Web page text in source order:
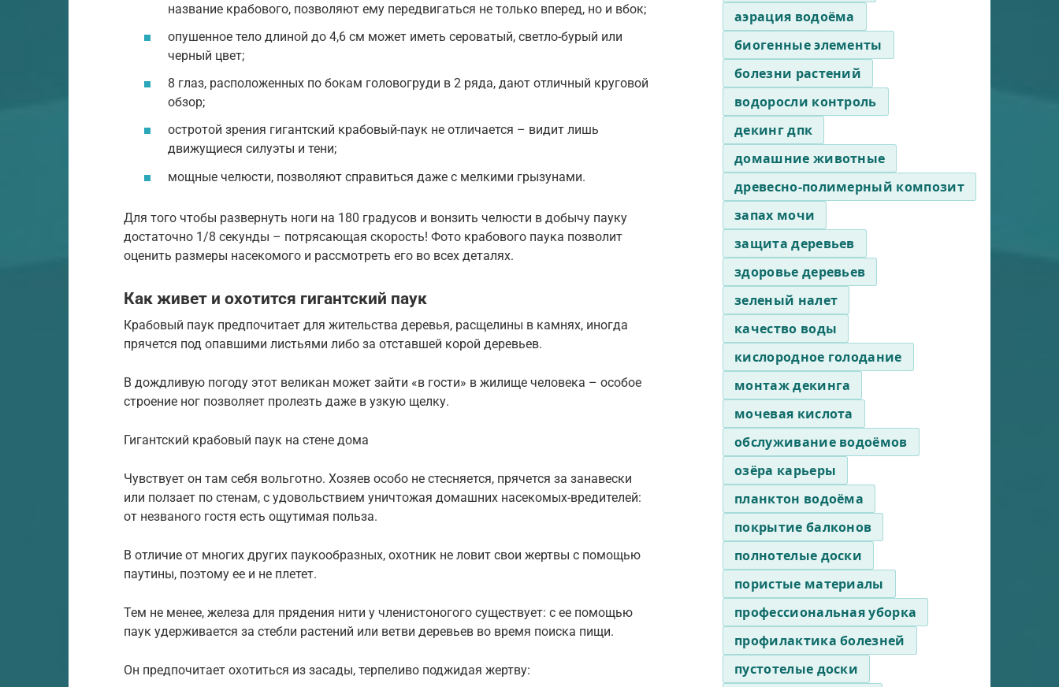
название крабового, позволяют ему передвигаться не только вперед, но и вбок;
опушенное тело длиной до 4,6 см может иметь сероватый, светло-бурый или
черный цвет;
8 глаз, расположенных по бокам головогруди в 2 ряда, дают отличный круговой
обзор;
остротой зрения гигантский крабовый-паук не отличается – видит лишь
движущиеся силуэты и тени;
мощные челюсти, позволяют справиться даже с мелкими грызунами.
Для того чтобы развернуть ноги на 180 градусов и вонзить челюсти в добычу пауку
достаточно 1/8 секунды – потрясающая скорость! Фото крабового паука позволит
оценить размеры насекомого и рассмотреть его во всех деталях.
Как живет и охотится гигантский паук
Крабовый паук предпочитает для жительства деревья, расщелины в камнях, иногда
прячется под опавшими листьями либо за отставшей корой деревьев.
В дождливую погоду этот великан может зайти «в гости» в жилище человека – особое
строение ног позволяет пролезть даже в узкую щелку.
Гигантский крабовый паук на стене дома
Чувствует он там себя вольготно. Хозяев особо не стесняется, прячется за занавески
или ползает по стенам, с удовольствием уничтожая домашних насекомых-вредителей:
от незваного гостя есть ощутимая польза.
В отличие от многих других паукообразных, охотник не ловит свои жертвы с помощью
паутины, поэтому ее и не плетет.
Тем не менее, железа для прядения нити у членистоногого существует: с ее помощью
паук удерживается за стебли растений или ветви деревьев во время поиска пищи.
Он предпочитает охотиться из засады, терпеливо поджидая жертву:
аэрация водоёма
биогенные элементы
болезни растений
водоросли контроль
декинг дпк
домашние животные
древесно-полимерный композит
запах мочи
защита деревьев
здоровье деревьев
зеленый налет
качество воды
кислородное голодание
монтаж декинга
мочевая кислота
обслуживание водоёмов
озёра карьеры
планктон водоёма
покрытие балконов
полнотелые доски
пористые материалы
профессиональная уборка
профилактика болезней
пустотелые доски